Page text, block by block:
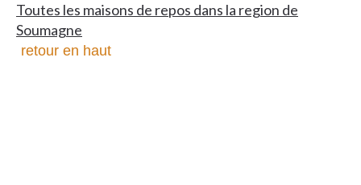
Toutes les maisons de repos dans la region de
Soumagne
retour en haut